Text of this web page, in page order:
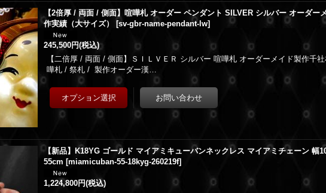
【2倍厚 / 両面 / 側面】喧嘩札 オーダー ペンダント SILVER シルバー オーダー
作実績（大サイズ）
[sv-gbr-name-pendant-lw]
245,500円(税込)
【二倍厚 / 両面 / 側面】ＳＩＬＶＥＲ シルバー 喧嘩札 オーダーメイド製作千
嘩札 / 祭札 / 製作オーダー漢…
【新品】K18YG ゴールド マイアミキューバンネックレス マイアミチェーン 幅
55cm [miamicuban-55-18kyg-260219f]
1,224,800円(税込)